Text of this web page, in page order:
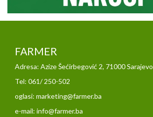
FARMER
Adresa: Azize Šećirbegović 2, 71000 Sarajevo
Tel: 061/ 250-502
oglasi: marketing@farmer.ba
e-mail: info@farmer.ba